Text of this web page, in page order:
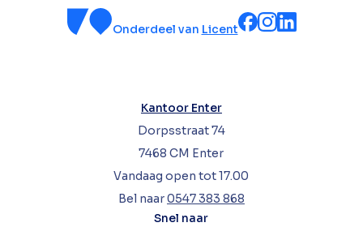
Onderdeel van Licent
Kantoor Enter
Dorpsstraat 74
7468 CM Enter
Vandaag open tot 17.00
Bel naar0547 383 868
Snel naar